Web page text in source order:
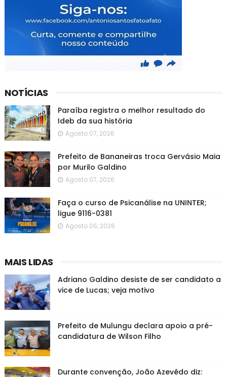
NOTÍCIAS
Paraíba registra o melhor resultado do
Ideb da sua história
Agosto 07, 2026
Prefeito de Bananeiras troca Gervásio Maia
por Murilo Galdino
Agosto 07, 2026
Faça o curso de Psicanálise na UNINTER;
ligue 9116-0381
Agosto 06, 2026
MAIS LIDAS
Adriano Galdino desiste de ser candidato a
vice de Lucas; veja motivo
Prefeito de Mulungu declara apoio a pré-
candidatura de Wilson Filho
Durante convenção, João Azevêdo diz: